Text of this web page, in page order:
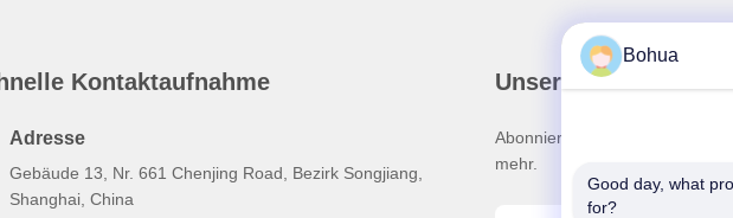
Kontaktaufnahme
Adresse
Gebäude 13, Nr. 661 Chenjing Road, Bezirk Songjiang,
Shanghai, China
Unser Newsletter
Abonnieren Sie unseren
mehr.
Bohua
Good day, what
for?